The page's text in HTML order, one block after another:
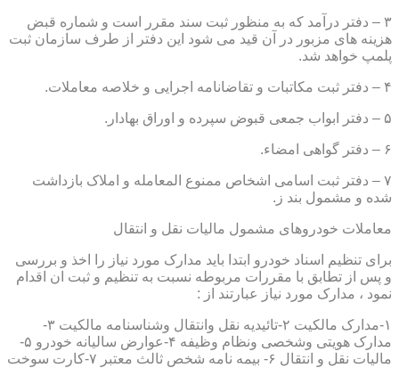
۳ – دفتر درآمد که به منظور ثبت سند مقرر است و شماره قبض
هزینه های مزبور در آن قید می شود این دفتر از طرف سازمان ثبت
پلمپ خواهد شد.
۴ – دفتر ثبت مکاتبات و تقاضانامه اجرایی و خلاصه معاملات.
۵ – دفتر ابواب جمعی قبوض سپرده و اوراق بهادار.
۶ – دفتر گواهی امضاء.
۷ – دفتر ثبت اسامی اشخاص ممنوع المعامله و املاک بازداشت
شده و مشمول بند ز.
معاملات خودروهای مشمول مالیات نقل و انتقال
برای تنظیم اسناد خودرو ابتدا باید مدارک مورد نیاز را اخذ و بررسی
و پس از تطابق با مقررات مربوطه نسبت به تنظیم و ثبت ان اقدام
نمود ، مدارک مورد نیاز عبارتند از :
۱-مدارک مالکیت ۲-تائیدیه نقل وانتقال وشناسنامه مالکیت ۳-
مدارک هویتی وشخصی ونظام وظیفه ۴-عوارض سالیانه خودرو ۵-
مالیات نقل و انتقال ۶- بیمه نامه شخص ثالث معتبر ۷-کارت سوخت